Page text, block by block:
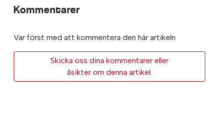
Kommentarer
Var först med att kommentera den här artikeln
Skicka oss dina kommentarer eller
åsikter om denna artikel.